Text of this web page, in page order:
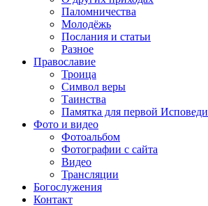
Паломничества
Молодёжь
Послания и статьи
Разное
Православие
Троица
Символ веры
Таинства
Памятка для первой Исповеди
Фото и видео
Фотоальбом
Фотографии с сайта
Видео
Трансляции
Богослужения
Контакт